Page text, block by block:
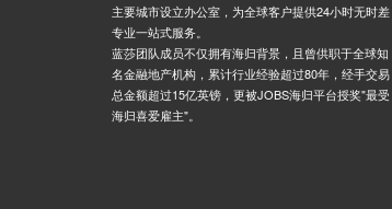
主要城市设立办公室，为全球客户提供24小时无时差
专业一站式服务。
蓝莎团队成员不仅拥有海归背景，且曾供职于全球知
名金融地产机构，累计行业经验超过80年，经手交易
总金额超过15亿英镑，更被JOBS海归平台授奖"最受
海归喜爱雇主"。